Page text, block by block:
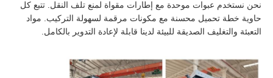
نحن نستخدم عبوات موحدة مع إطارات مقواة لمنع تلف النقل. تتبع كل
حاوية خطة تحميل محسنة مع مكونات مرقمة لسهولة التركيب. مواد
التعبئة والتغليف الصديقة للبيئة لدينا قابلة لإعادة التدوير بالكامل.